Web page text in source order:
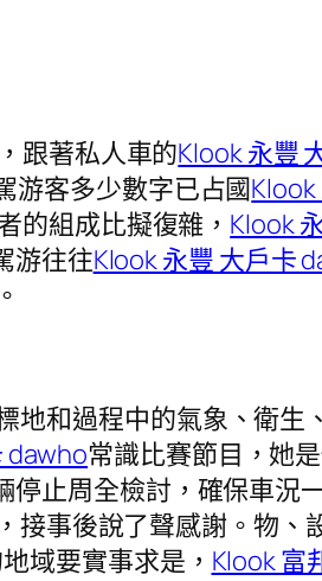
跟著私人車的Klook 永豐
游客多少數字已占國
的組成比擬復雜， Klook
游往往Klook 永豐 大戶卡
地和過程中的氣象、衛生
dawho常識比賽節目，她
止周全檢討，確保車況
接事後說了聲感謝。物、
域要實事求是， Klook 富